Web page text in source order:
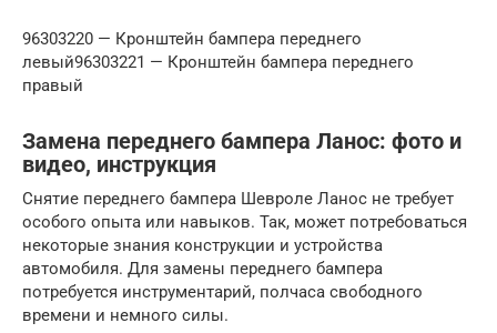
96303220 — Кронштейн бампера переднего
левый96303221 — Кронштейн бампера переднего
правый
Замена переднего бампера Ланос: фото и
видео, инструкция
Снятие переднего бампера Шевроле Ланос не требует
особого опыта или навыков. Так, может потребоваться
некоторые знания конструкции и устройства
автомобиля. Для замены переднего бампера
потребуется инструментарий, полчаса свободного
времени и немного силы.